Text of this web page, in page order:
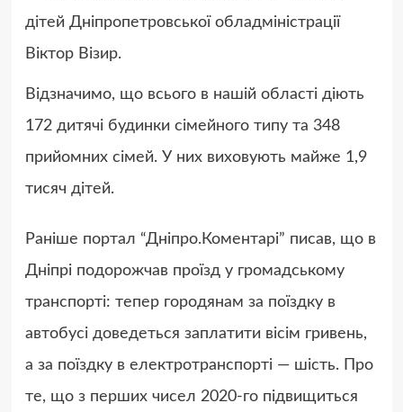
дітей Дніпропетровської обладміністрації
Віктор Візир.
Відзначимо, що всього в нашій області діють
172 дитячі будинки сімейного типу та 348
прийомних сімей. У них виховують майже 1,9
тисяч дітей.
Раніше портал “Дніпро.Коментарі” писав, що в
Дніпрі подорожчав проїзд у громадському
транспорті: тепер городянам за поїздку в
автобусі доведеться заплатити вісім гривень,
а за поїздку в електротранспорті — шість. Про
те, що з перших чисел 2020-го підвищиться